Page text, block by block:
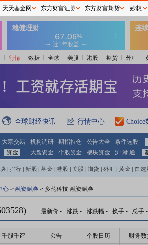
行情 数据 全球 美股 港股 期货 外汇
全球财经快讯 行情中心 Choice
大宗交易 机构调研 期指持仓 公告大全 条件选股
资金 大盘资金 个股资金 板块资金 沪 港 通
排行 新股 基金 港股 美股 期货 外汇 黄金 自选
心 > 融资融券 > 多伦科技-融资融券
最新价 - 涨跌 - 涨跌幅 - 换手 - 总手 -
千股千评 公告 个股日历 财务数
天天基金网 东方财富证券 东方财富期货 妙想